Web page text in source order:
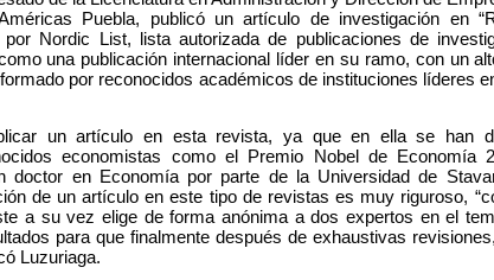
Puebla, publicó un artículo de investigación en
por Nordic List, lista autorizada de publicaciones de
una publicación internacional líder en su ramo, con un
por reconocidos académicos de instituciones líderes
un artículo en esta revista, ya que en ella se han
economistas como el Premio Nobel de Economía
doctor en Economía por parte de la Universidad de
de un artículo en este tipo de revistas es muy riguroso,
a su vez elige de forma anónima a dos expertos en el
para que finalmente después de exhaustivas
Luzuriaga.